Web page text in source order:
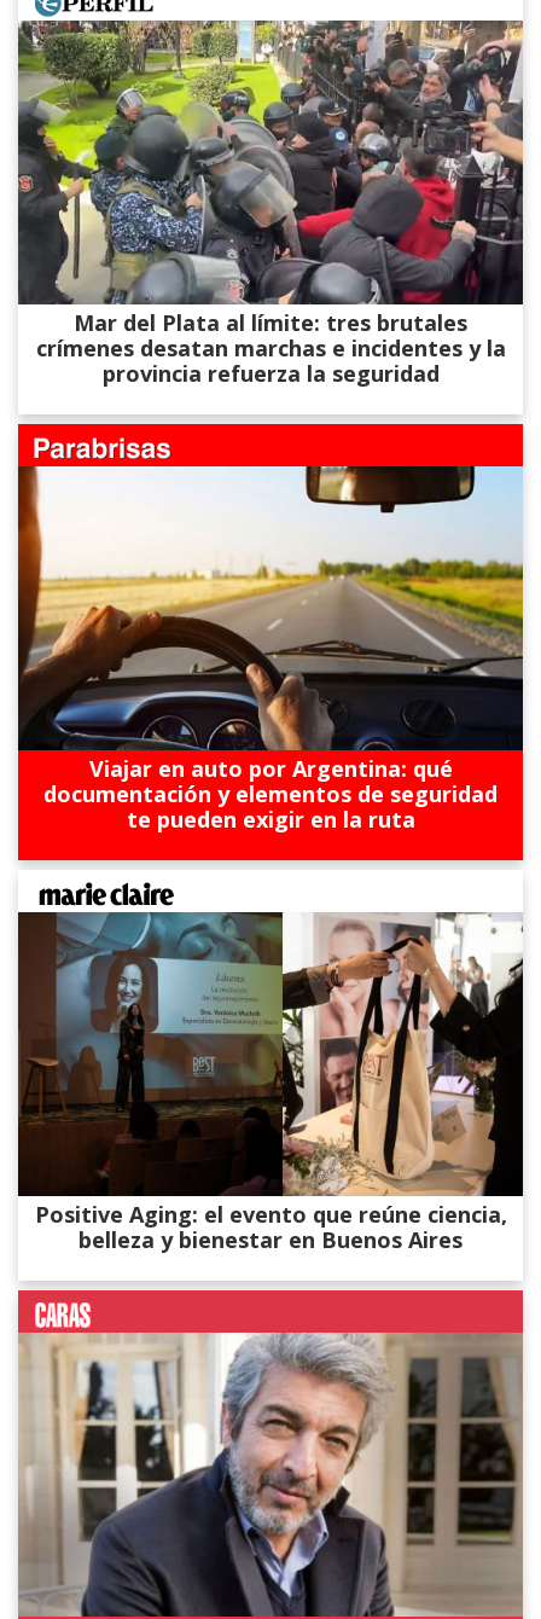
Mar del Plata al límite: tres brutales
crímenes desatan marchas e incidentes y la
provincia refuerza la seguridad
Viajar en auto por Argentina: qué
documentación y elementos de seguridad
te pueden exigir en la ruta
Positive Aging: el evento que reúne ciencia,
belleza y bienestar en Buenos Aires